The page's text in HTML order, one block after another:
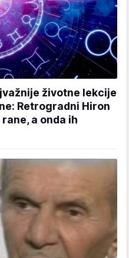
životne lekcije
Retrogradni Hiron
a onda ih